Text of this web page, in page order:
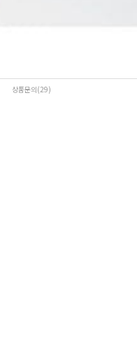
상품문의(29)